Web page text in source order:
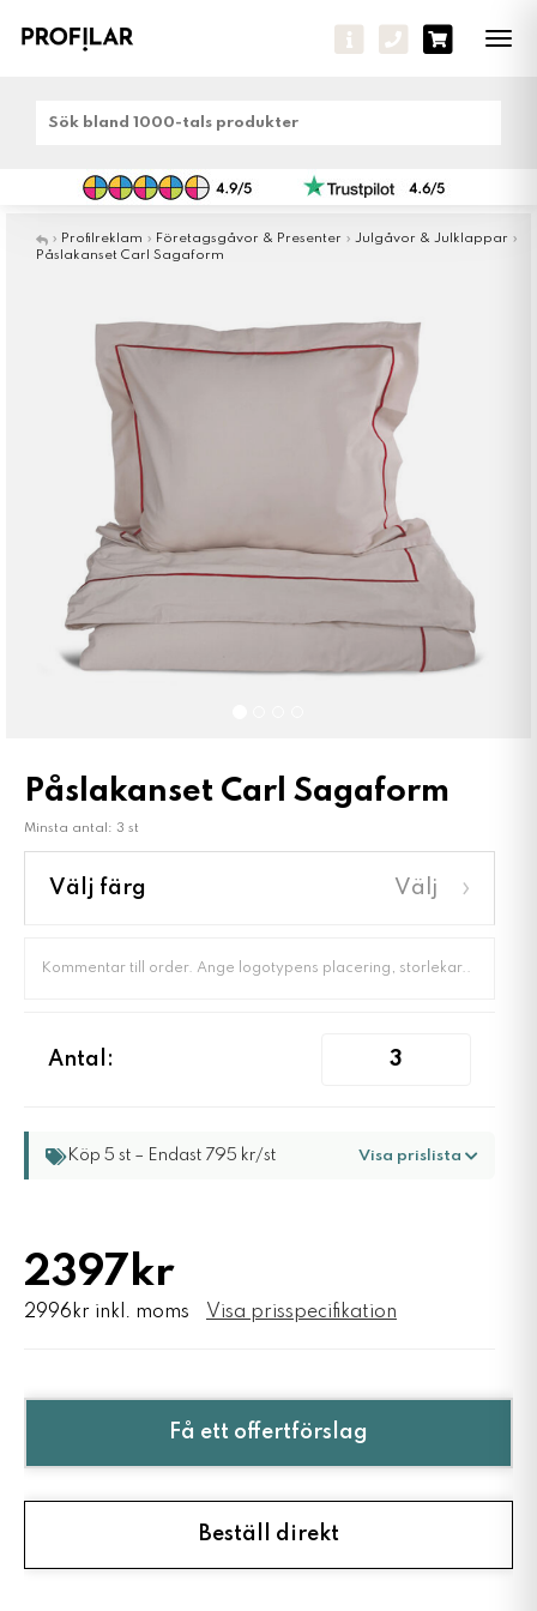
» Profilreklam » Företagsgåvor & Presenter » Julgåvor & Julklappar »
Påslakanset Carl Sagaform
Påslakanset Carl Sagaform
Minsta antal: 3 st
Välj färg Välj ›
Antal:
Köp 5 st – Endast 795 kr/st Visa prislista
2397kr
2996kr inkl. moms Visa prisspecifikation
Få ett offertförslag
Beställ direkt